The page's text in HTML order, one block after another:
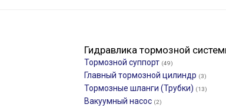
Гидравлика тормозной
Тормозной суппорт (49)
Главный тормозной цилиндр (3)
Тормозные шланги (Трубки) (13)
Вакуумный насос (2)